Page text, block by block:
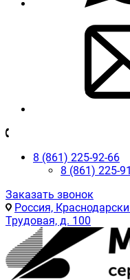
8 (861) 225-92-66
8 (861) 225-
Заказать звонок
Россия,
Трудовая, д. 100